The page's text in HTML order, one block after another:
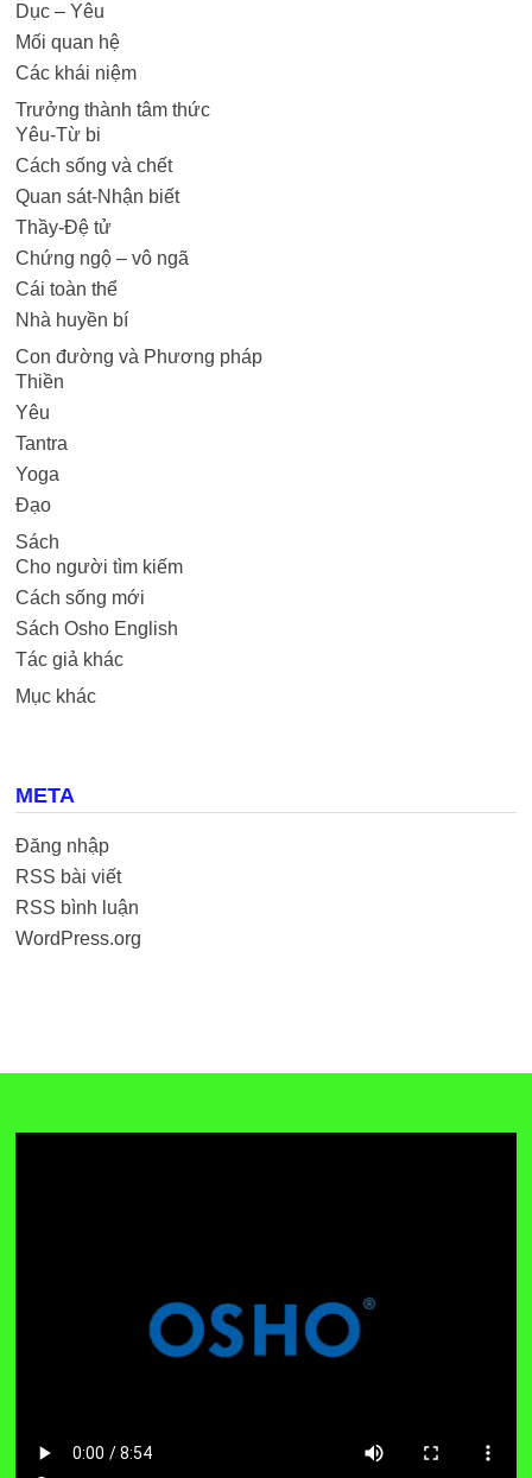
Dục – Yêu
Mối quan hệ
Các khái niệm
Trưởng thành tâm thức
Yêu-Từ bi
Cách sống và chết
Quan sát-Nhận biết
Thầy-Đệ tử
Chứng ngộ – vô ngã
Cái toàn thể
Nhà huyền bí
Con đường và Phương pháp
Thiền
Yêu
Tantra
Yoga
Đạo
Sách
Cho người tìm kiếm
Cách sống mới
Sách Osho English
Tác giả khác
Mục khác
META
Đăng nhập
RSS bài viết
RSS bình luận
WordPress.org